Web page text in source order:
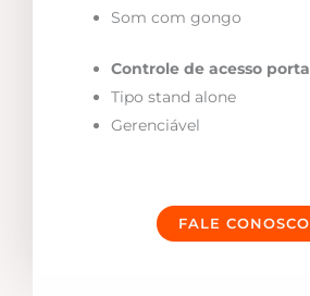
Som com gongo
Controle de acesso
Tipo stand alone
Gerenciável
FALE CONOSCO